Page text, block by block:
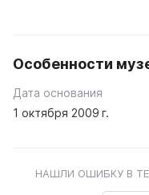
Особенности
Дата основания
1 октября 2009 г.
НАШЛИ ОШИБКУ В